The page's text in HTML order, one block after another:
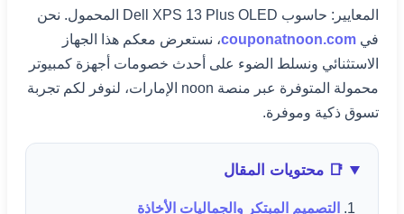
المعايير: حاسوب Dell XPS 13 Plus OLED المحمول. نحن
في couponatnoon.com، نستعرض معكم هذا الجهاز
الاستثنائي ونسلط الضوء على أحدث خصومات أجهزة كمبيوتر
محمولة المتوفرة عبر منصة noon الإمارات، لنوفر لكم تجربة
تسوق ذكية وموفرة.
📑 محتويات المقال
التصميم المبتكر والجماليات الأخاذة